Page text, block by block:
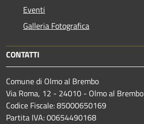
Eventi
Galleria Fotografica
CONTATTI
Comune di Olmo al Brembo
Via Roma, 12 - 24010 - Olmo al Brembo
Codice Fiscale: 85000650169
Partita IVA: 00654490168